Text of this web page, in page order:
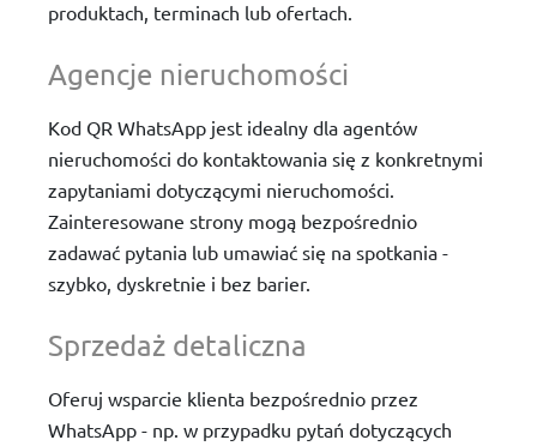
produktach, terminach lub ofertach.
Agencje nieruchomości
Kod QR WhatsApp jest idealny dla agentów
nieruchomości do kontaktowania się z konkretnymi
zapytaniami dotyczącymi nieruchomości.
Zainteresowane strony mogą bezpośrednio
zadawać pytania lub umawiać się na spotkania -
szybko, dyskretnie i bez barier.
Sprzedaż detaliczna
Oferuj wsparcie klienta bezpośrednio przez
WhatsApp - np. w przypadku pytań dotyczących